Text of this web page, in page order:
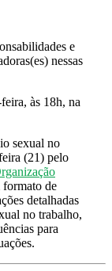
e
nessas
às 18h, na
sexual no
(21) pelo
formato de
detalhadas
no trabalho,
para